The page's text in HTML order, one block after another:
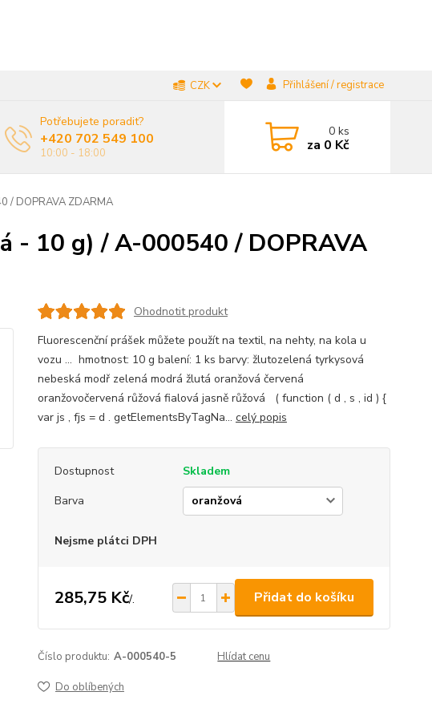
CZK Přihlášení / registrace
Potřebujete poradit?
+420 702 549 100
10:00 - 18:00
0ks
za 0 Kč
/ DOPRAVA ZDARMA
- 10 g) / A-000540 / DOPRAVA
Ohodnotit produkt
Fluorescenční prášek můžete použít na textil, na nehty, na kola u
vozu ... hmotnost: 10 g balení: 1 ks barvy: žlutozelená tyrkysová
nebeská modř zelená modrá žlutá oranžová červená
oranžovočervená růžová fialová jasně růžová ( function ( d , s , id ) {
var js , fjs = d . getElementsByTagNa... celý popis
Dostupnost
Skladem
Barva
Nejsme plátci DPH
285,75 Kč/. Přidat do košíku
Číslo produktu: A-000540-5 Hlídat cenu
Do oblíbených